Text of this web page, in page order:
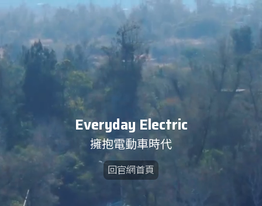
Everyday Electric
擁抱電動車時代
回官網首頁